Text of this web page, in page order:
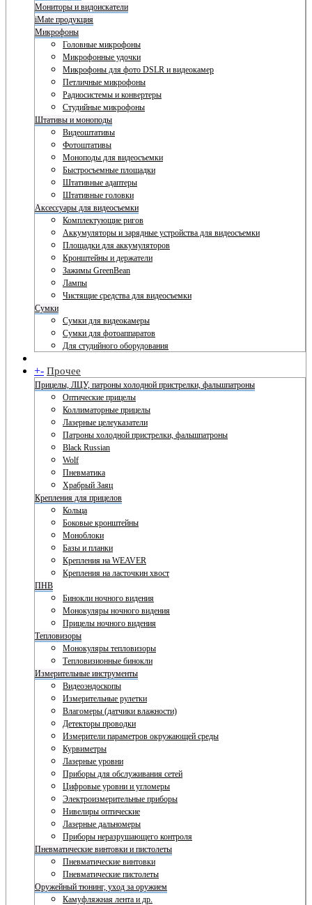
Мониторы и видоискатели
iMate продукция
Микрофоны
Головные микрофоны
Микрофонные удочки
Микрофоны для фото DSLR и видеокамер
Петличные микрофоны
Радиосистемы и конвертеры
Студийные микрофоны
Штативы и моноподы
Видеоштативы
Фотоштативы
Моноподы для видеосъемки
Быстросъемные площадки
Штативные адаптеры
Штативные головки
Аксессуары для видеосъемки
Комплектующие ригов
Аккумуляторы и зарядные устройства для видеосъемки
Площадки для аккумуляторов
Кронштейны и держатели
Зажимы GreenBean
Лампы
Чистящие средства для видеосъемки
Сумки
Сумки для видеокамеры
Сумки для фотоаппаратов
Для студийного оборудования
+- Прочее
Прицелы, ЛЦУ, патроны холодной пристрелки, фальшпатроны
Оптические прицелы
Коллиматорные прицелы
Лазерные целеуказатели
Патроны холодной пристрелки, фальшпатроны
Black Russian
Wolf
Пневматика
Храбрый Заяц
Крепления для прицелов
Кольца
Боковые кронштейны
Моноблоки
Базы и планки
Крепления на WEAVER
Крепления на ласточкин хвост
ПНВ
Бинокли ночного видения
Монокуляры ночного видения
Прицелы ночного видения
Тепловизоры
Монокуляры тепловизоры
Тепловизионные бинокли
Измерительные инструменты
Видеоэндоскопы
Измерительные рулетки
Влагомеры (датчики влажности)
Детекторы проводки
Измерители параметров окружающей среды
Курвиметры
Лазерные уровни
Приборы для обслуживания сетей
Цифровые уровни и угломеры
Электроизмерительные приборы
Нивелиры оптические
Лазерные дальномеры
Приборы неразрушающего контроля
Пневматические винтовки и пистолеты
Пневматические винтовки
Пневматические пистолеты
Оружейный тюнинг, уход за оружием
Камуфляжная лента и др.